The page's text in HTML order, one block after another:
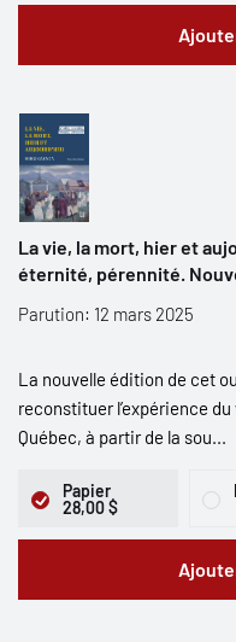
La vie, la mort, hier et
éternité, pérennité.
Parution: 12 mars 2025
La nouvelle édition de cet
reconstituer l’expérience
Québec, à partir de la sou...
Papier
28,00 $